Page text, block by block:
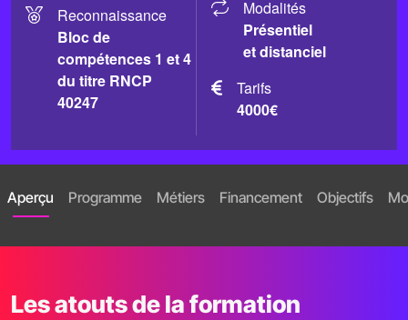
Reconnaissance
Bloc de
compétences 1 et 4
du titre RNCP
40247
Modalités
Présentiel
et distanciel
Tarifs
4000€
Aperçu Programme Métiers Financement Objectifs
Les atouts de la formation